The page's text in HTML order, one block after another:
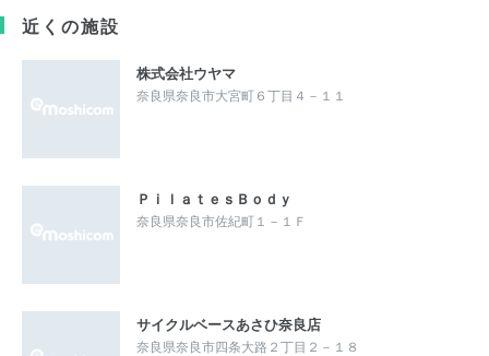
近くの施設
株式会社ウヤマ
奈良県奈良市大宮町６丁目４－１１
ＰｉｌａｔｅｓＢｏｄｙ
奈良県奈良市佐紀町１－１Ｆ
サイクルベースあさひ奈良店
奈良県奈良市四条大路２丁目２－１８